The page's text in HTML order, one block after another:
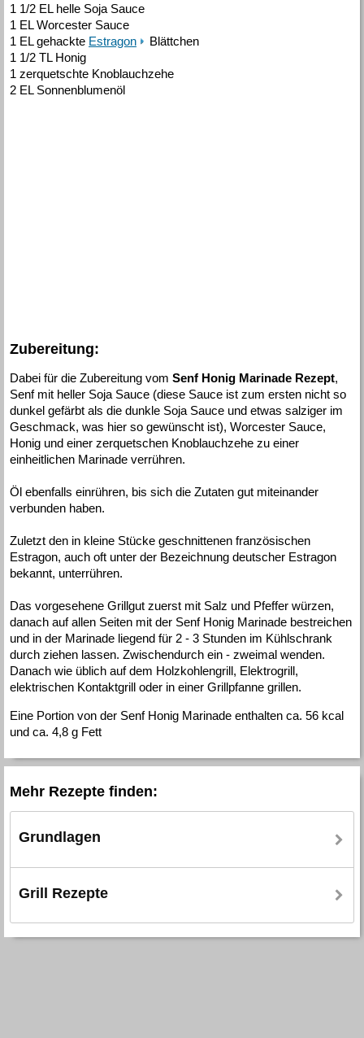
1 1/2 EL helle Soja Sauce
1 EL Worcester Sauce
1 EL gehackte Estragon
Blättchen
1 1/2 TL Honig
1 zerquetschte Knoblauchzehe
2 EL Sonnenblumenöl
Zubereitung:
Dabei für die Zubereitung vom Senf Honig Marinade Rezept,
Senf mit heller Soja Sauce (diese Sauce ist zum ersten nicht so
dunkel gefärbt als die dunkle Soja Sauce und etwas salziger im
Geschmack, was hier so gewünscht ist), Worcester Sauce,
Honig und einer zerquetschen Knoblauchzehe zu einer
einheitlichen Marinade verrühren.
Öl ebenfalls einrühren, bis sich die Zutaten gut miteinander
verbunden haben.
Zuletzt den in kleine Stücke geschnittenen französischen
Estragon, auch oft unter der Bezeichnung deutscher Estragon
bekannt, unterrühren.
Das vorgesehene Grillgut zuerst mit Salz und Pfeffer würzen,
danach auf allen Seiten mit der Senf Honig Marinade bestreichen
und in der Marinade liegend für 2 - 3 Stunden im Kühlschrank
durch ziehen lassen. Zwischendurch ein - zweimal wenden.
Danach wie üblich auf dem Holzkohlengrill, Elektrogrill,
elektrischen Kontaktgrill oder in einer Grillpfanne grillen.
Eine Portion von der Senf Honig Marinade enthalten ca. 56 kcal
und ca. 4,8 g Fett
Mehr Rezepte finden:
Grundlagen
Grill Rezepte